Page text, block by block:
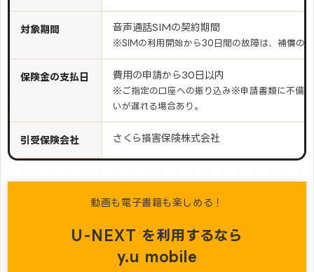
対象期間 音声通話SIMの契約期間
※SIMの利用開始から30日間の故障は、補償の
保険金の支払日 費用の申請から30日以内
※ご指定の口座への振り込み※申請書類に不備が
いが遅れる場合あり。
引受保険会社 さくら損害保険株式会社
動画も電子書籍も楽しめる！
U-NEXT を利用するなら
y.u mobile